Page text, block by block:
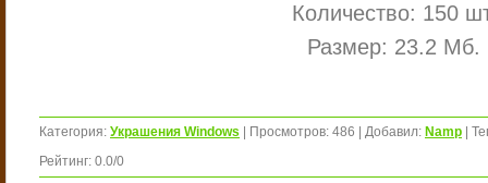
Количество: 150
Размер: 23.2 Мб.
Категория: Украшения Windows Просмотров: 486 Добавил: Namp
Рейтинг: 0.0/0